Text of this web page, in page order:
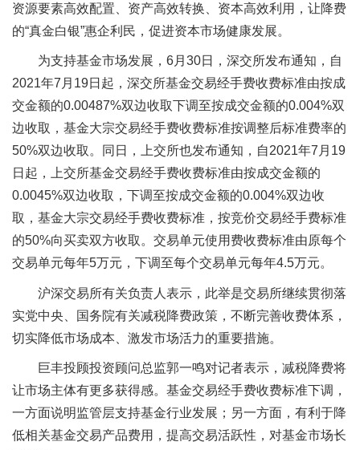
资源要素高效配置、资产高效转换、资本高效利用，让降费
的“真金白银”惠企利民，促进资本市场健康发展。
为支持基金市场发展，6月30日，深交所发布通知，自
2021年7月19日起，深交所基金交易经手费收费标准由按成
交金额的0.00487%双边收取下调至按成交金额的0.004%双
边收取，基金大宗交易经手费收费标准按调整后标准费率的
50%双边收取。同日，上交所也发布通知，自2021年7月19
日起，上交所基金交易经手费收费标准由按成交金额的
0.0045%双边收取，下调至按成交金额的0.004%双边收
取，基金大宗交易经手费收费标准，按竞价交易经手费标准
的50%向买卖双方收取。交易单元使用费收费标准由原每个
交易单元每年5万元，下调至每个交易单元每年4.5万元。
沪深交易所有关负责人表示，此举是交易所继续贯彻落
实党中央、国务院有关减税降费政策，不断完善收费体系，
切实降低市场成本、激发市场活力的重要措施。
巨丰投顾投资顾问总监郭一鸣对记者表示，减税降费将
让市场主体有更多获得感。基金交易经手费收费标准下调，
一方面说明监管层支持基金行业发展；另一方面，有利于降
低相关基金交易产品费用，提高交易活跃性，对基金市场长